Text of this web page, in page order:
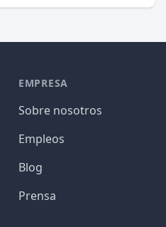
EMPRESA
Sobre nosotros
Empleos
Blog
Prensa